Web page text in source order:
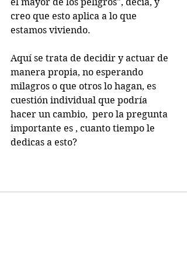
creo que esto aplica a lo que
estamos viviendo.
Aquí se trata de decidir y actuar de
manera propia, no esperando
milagros o que otros lo hagan, es
cuestión individual que podría
hacer un cambio,  pero la pregunta
importante es , cuanto tiempo le
dedicas a esto?